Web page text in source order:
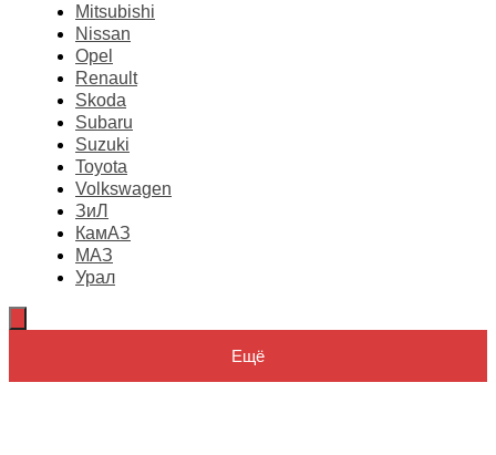
Mitsubishi
Nissan
Opel
Renault
Skoda
Subaru
Suzuki
Toyota
Volkswagen
ЗиЛ
КамАЗ
МАЗ
Урал
Ещё